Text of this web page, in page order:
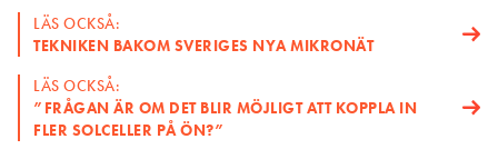
LÄS OCKSÅ:
TEKNIKEN BAKOM SVERIGES NYA MIKRONÄT
LÄS OCKSÅ:
”FRÅGAN ÄR OM DET BLIR MÖJLIGT ATT KOPPLA IN
FLER SOLCELLER PÅ ÖN?”